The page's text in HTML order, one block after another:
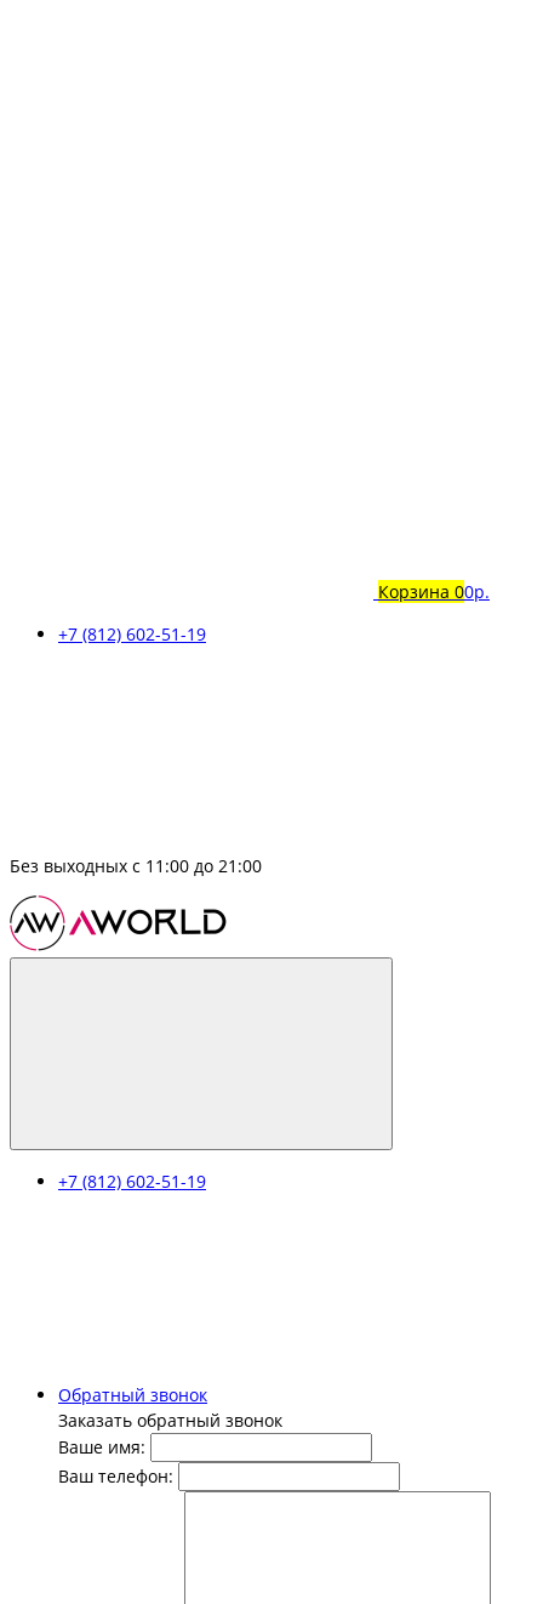
Корзина 00р.
+7 (812) 602-51-19
Без выходных с 11:00 до 21:00
+7 (812) 602-51-19
Обратный звонок
Заказать обратный звонок
Ваше имя:
Ваш телефон: